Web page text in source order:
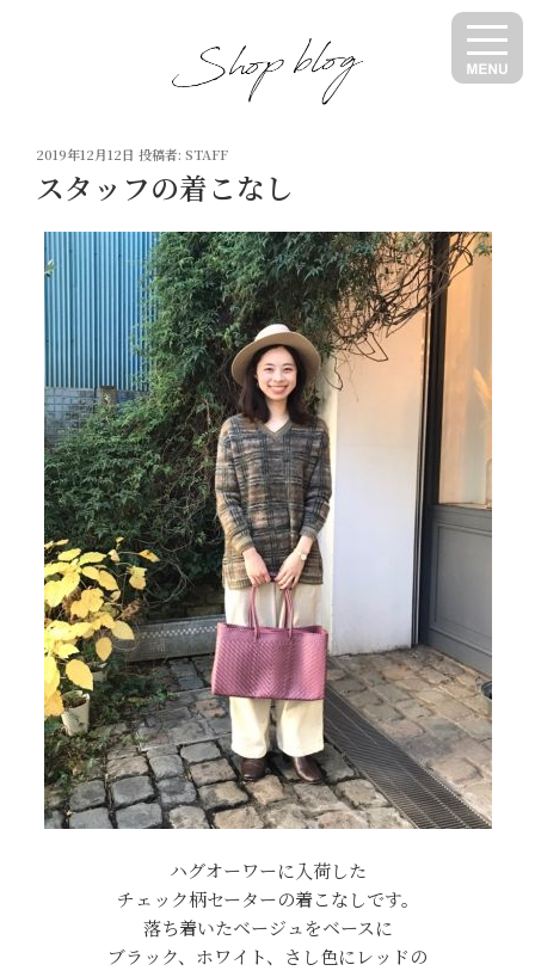
投
日:
2019年12月12日 投稿者: STAFF
スタッフの着こなし
ハグオーワーに入荷した
チェック柄セーターの着こなしです。
落ち着いたベージュをベースに
ブラック、ホワイト、さし色にレッドの